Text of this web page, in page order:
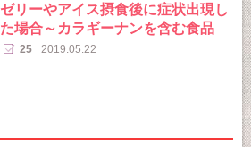
ゼリーやアイス摂食後に症状出現し
た場合～カラギーナンを含む食品
25 2019.05.22